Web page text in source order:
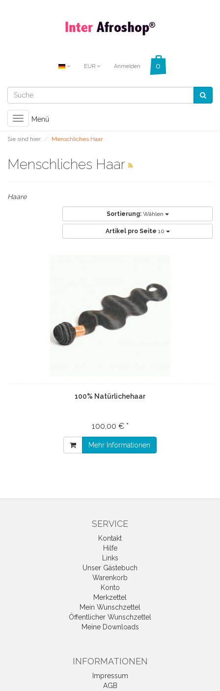
EUR Anmelden
Toggle
navigation
Menü
Sie sind hier: Menschliches Haar
Menschliches Haar
Haare
Sortierung: Wählen
Artikel pro Seite 10
100% Natürlichehaar
100,00 € *
Mehr Informationen
SERVICE
Kontakt
Hilfe
Links
Unser Gästebuch
Warenkorb
Konto
Merkzettel
Mein Wunschzettel
Öffentlicher Wunschzettel
Meine Downloads
INFORMATIONEN
Impressum
AGB